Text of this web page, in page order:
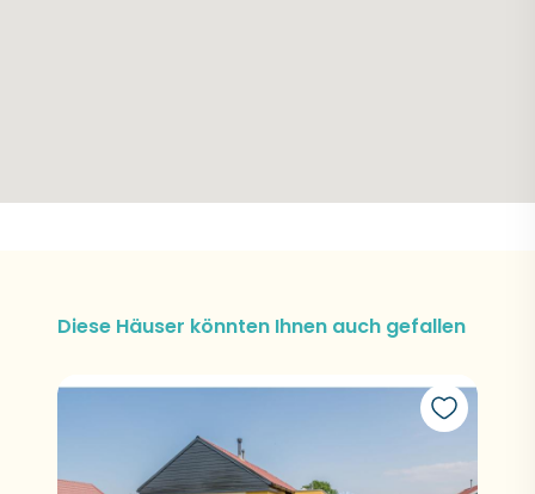
Diese Häuser könnten Ihnen auch gefallen